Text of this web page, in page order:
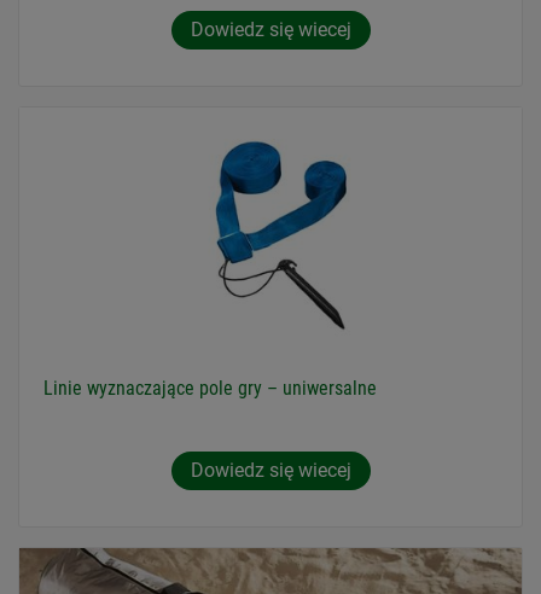
Dowiedz się wiecej
Linie wyznaczające pole gry – uniwersalne
Dowiedz się wiecej